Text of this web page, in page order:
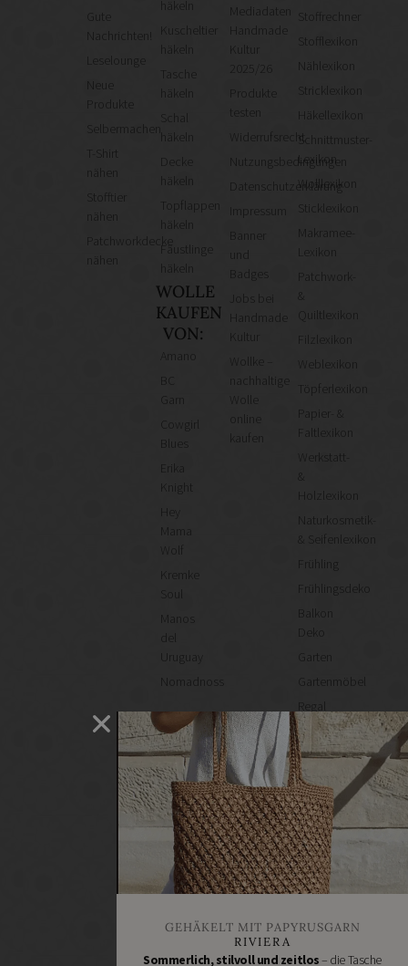
Gute
Nachrichten!
Leselounge
Produkte
Selbermachen
T-Shirt
Stofftier
Patchworkdecke
häkeln
Kuscheltier
Tasche
häkeln
Topflappen
häkeln
Fäustlinge
häkeln
WOLLE
KAUFEN
VON:
Cowgirl
Knight
Mama
Kremke
Manos
Uruguay
Nomadnoss
Mediadaten
Kultur
2025/26
Produkte
testen
Widerrufsrecht
Nutzungsbedingungen
Datenschutzerklärung
Kultur
Wollke –
nachhaltige
kaufen
Stoffrechner
Stofflexikon
Nählexikon
Stricklexikon
Häkellexikon
Schnittmuster-
Lexikon
Wolllexikon
Sticklexikon
Makramee-
Lexikon
Patchwork-
&
Quiltlexikon
Filzlexikon
Weblexikon
Töpferlexikon
Papier- &
Faltlexikon
Werkstatt-
&
Holzlexikon
Naturkosmetik-
& Seifenlexikon
Frühling
Frühlingsdeko
Balkon
Deko
Garten
Gartenmöbel
Regal
selber
machen
Heimwerken
Renovieren
DIY
GESCHÄFTE
Bastelbedarf
Stoffgeschäfte
Handgemachtes
Schneidereibedarf
GEHÄKELT MIT PAPYRUSGARN
RIVIERA
Sommerlich, stilvoll und zeitlos– die Tasche